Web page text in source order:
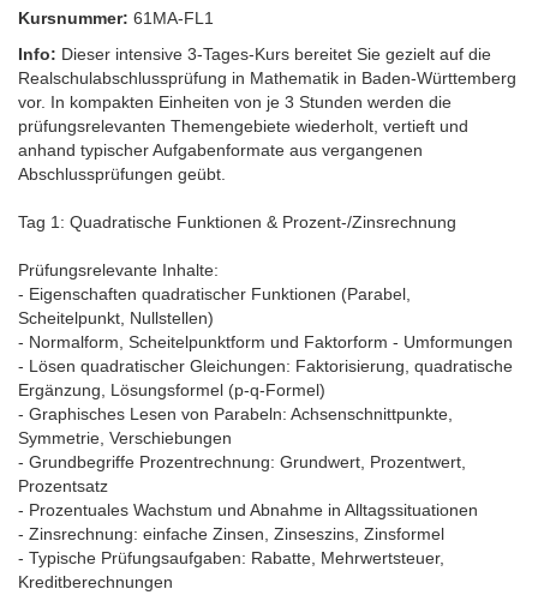
Kursnummer: 61MA-FL1
Info: Dieser intensive 3-Tages-Kurs bereitet Sie gezielt auf die
Realschulabschlussprüfung in Mathematik in Baden-Württemberg
vor. In kompakten Einheiten von je 3 Stunden werden die
prüfungsrelevanten Themengebiete wiederholt, vertieft und
anhand typischer Aufgabenformate aus vergangenen
Abschlussprüfungen geübt.
Tag 1: Quadratische Funktionen & Prozent-/Zinsrechnung
Prüfungsrelevante Inhalte:
- Eigenschaften quadratischer Funktionen (Parabel,
Scheitelpunkt, Nullstellen)
- Normalform, Scheitelpunktform und Faktorform - Umformungen
- Lösen quadratischer Gleichungen: Faktorisierung, quadratische
Ergänzung, Lösungsformel (p-q-Formel)
- Graphisches Lesen von Parabeln: Achsenschnittpunkte,
Symmetrie, Verschiebungen
- Grundbegriffe Prozentrechnung: Grundwert, Prozentwert,
Prozentsatz
- Prozentuales Wachstum und Abnahme in Alltagssituationen
- Zinsrechnung: einfache Zinsen, Zinseszins, Zinsformel
- Typische Prüfungsaufgaben: Rabatte, Mehrwertsteuer,
Kreditberechnungen